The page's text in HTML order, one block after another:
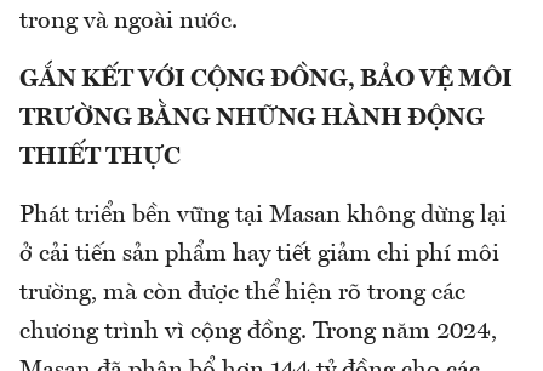
trong và ngoài nước.
GẮN KẾT VỚI CỘNG ĐỒNG, BẢO VỆ MÔI
TRƯỜNG BẰNG NHỮNG HÀNH ĐỘNG
THIẾT THỰC
Phát triển bền vững tại Masan không dừng lại
ở cải tiến sản phẩm hay tiết giảm chi phí môi
trường, mà còn được thể hiện rõ trong các
chương trình vì cộng đồng. Trong năm 2024,